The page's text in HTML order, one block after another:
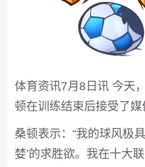
体育资讯7月8日讯 今天
顿在训练结束后接受了媒
桑顿表示：“我的球风极
婪’的求胜欲。我在十大